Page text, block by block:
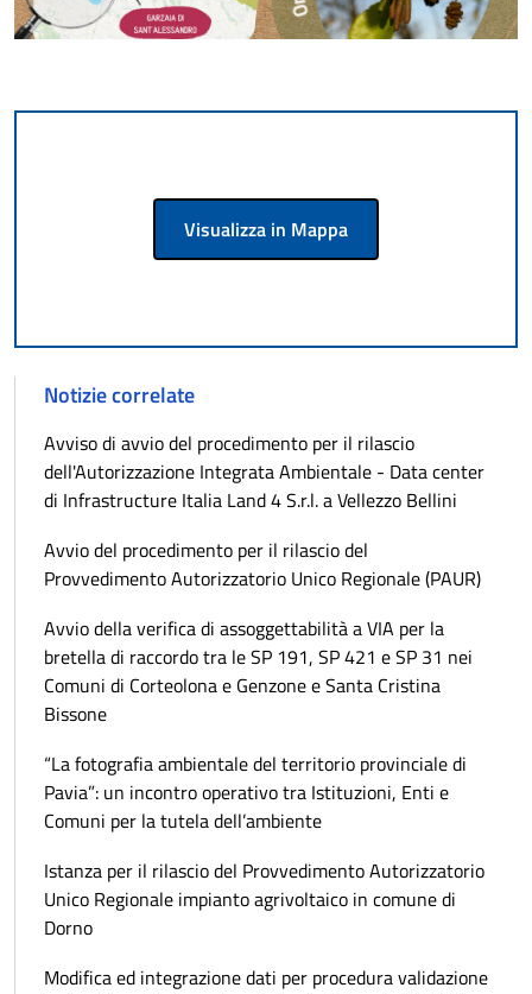
Visualizza in Mappa
Notizie correlate
Avviso di avvio del procedimento per il rilascio
dell'Autorizzazione Integrata Ambientale - Data center
di Infrastructure Italia Land 4 S.r.l. a Vellezzo Bellini
Avvio del procedimento per il rilascio del
Provvedimento Autorizzatorio Unico Regionale (PAUR)
Avvio della verifica di assoggettabilità a VIA per la
bretella di raccordo tra le SP 191, SP 421 e SP 31 nei
Comuni di Corteolona e Genzone e Santa Cristina
Bissone
“La fotografia ambientale del territorio provinciale di
Pavia”: un incontro operativo tra Istituzioni, Enti e
Comuni per la tutela dell’ambiente
Istanza per il rilascio del Provvedimento Autorizzatorio
Unico Regionale impianto agrivoltaico in comune di
Dorno
Modifica ed integrazione dati per procedura validazione